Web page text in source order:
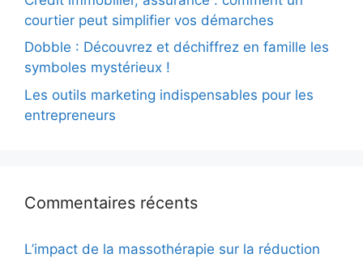
courtier peut simplifier vos démarches
Dobble : Découvrez et déchiffrez en famille les
symboles mystérieux !
Les outils marketing indispensables pour les
entrepreneurs
Commentaires récents
L’impact de la massothérapie sur la réduction